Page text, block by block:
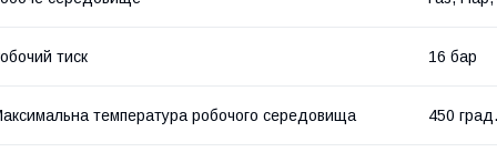
тиск 16 бар
температура робочого середовища 450 град.